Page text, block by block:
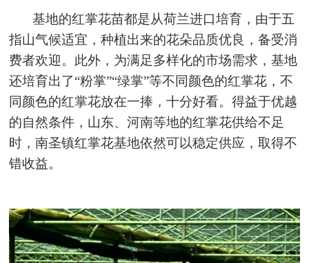
基地的红掌花苗都是从荷兰进口培育，由于五
指山气候适宜，种植出来的花朵品质优良，备受消
费者欢迎。此外，为满足多样化的市场需求，基地
还培育出了“粉掌”“绿掌”等不同颜色的红掌花，不
同颜色的红掌花放在一捧，十分好看。得益于优越
的自然条件，山东、河南等地的红掌花供给不足
时，南圣镇红掌花基地依然可以稳定供应，取得不
错收益。